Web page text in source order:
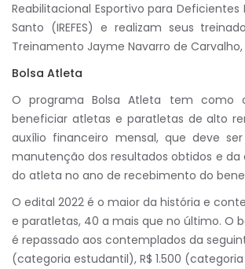
Reabilitacional Esportivo para Deficientes
Santo (IREFES) e realizam seus
Treinamento Jayme Navarro de Carvalho,
Bolsa Atleta
O programa Bolsa Atleta tem como
beneficiar atletas e paratletas de alto
auxílio financeiro mensal, que deve
manutenção dos resultados obtidos e da
do atleta no ano de recebimento do
O edital 2022 é o maior da história e
e paratletas, 40 a mais que no último. O
é repassado aos contemplados da
(categoria estudantil), R$ 1.500